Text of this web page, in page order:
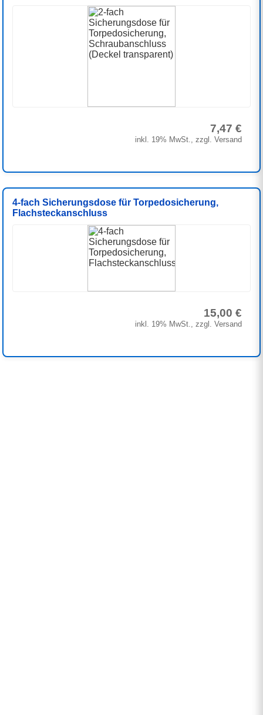
7,47 €
inkl. 19% MwSt., zzgl. Versand
4-fach Sicherungsdose für Torpedosicherung,
Flachsteckanschluss
15,00 €
inkl. 19% MwSt., zzgl. Versand